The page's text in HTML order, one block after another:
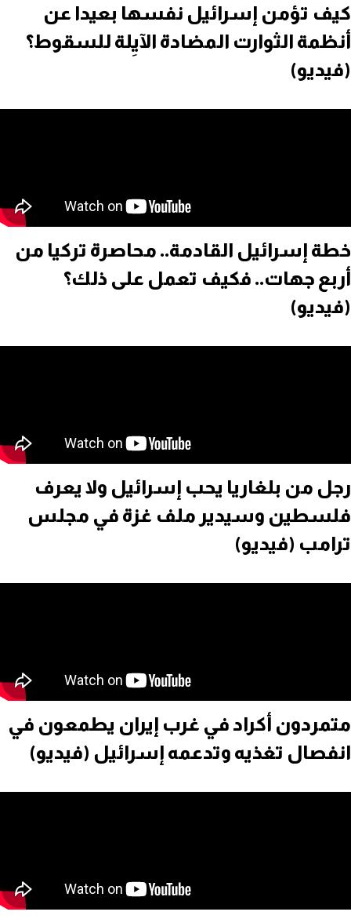
كيف تؤمن إسرائيل نفسها بعيدا عن
أنظمة الثوارت المضادة الآيِلة للسقوط؟
(فيديو)
خطة إسرائيل القادمة.. محاصرة تركيا من
أربع جهات.. فكيف تعمل على ذلك؟
(فيديو)
رجل من بلغاريا يحب إسرائيل ولا يعرف
فلسطين وسيدير ملف غزة في مجلس
ترامب (فيديو)
متمردون أكراد في غرب إيران يطمعون في
انفصال تغذيه وتدعمه إسرائيل (فيديو)